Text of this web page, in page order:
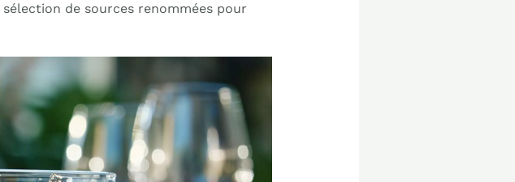
sélection de sources renommées pour